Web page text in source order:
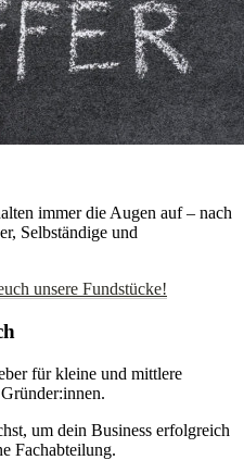
immer die Augen auf – nach
Selbständige und
unsere Fundstücke!
für kleine und mittlere
um dein Business erfolgreich
Fachabteilung.